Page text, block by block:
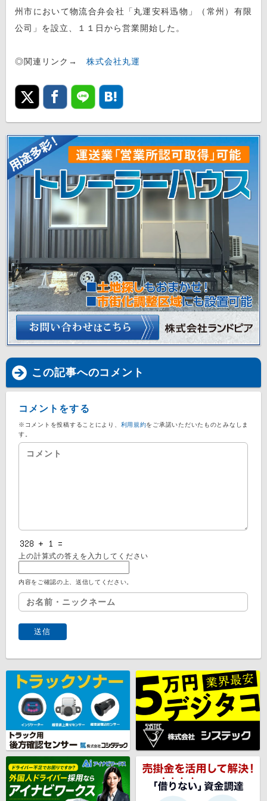
州市において物流合弁会社「丸運安科迅物」（常州）有限
公司」を設立、１１日から営業開始した。
◎関連リンク→ 株式会社丸運
この記事へのコメント
コメントをする
※コメントを投稿することにより、 利用規約をご承諾いただいたものとみなしま
す。
上の計算式の答えを入力してください
内容をご確認の上、送信してください。